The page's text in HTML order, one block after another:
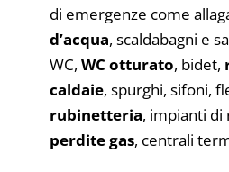
di emergenze come
d’acqua, scaldabagni e
WC, WC otturato, bidet,
caldaie, spurghi, sifoni,
rubinetteria, impianti di
perdite gas, centrali